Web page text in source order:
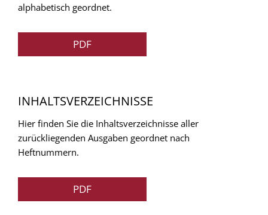
alphabetisch geordnet.
PDF
INHALTSVERZEICHNISSE
Hier finden Sie die Inhaltsverzeichnisse aller
zurückliegenden Ausgaben geordnet nach
Heftnummern.
PDF